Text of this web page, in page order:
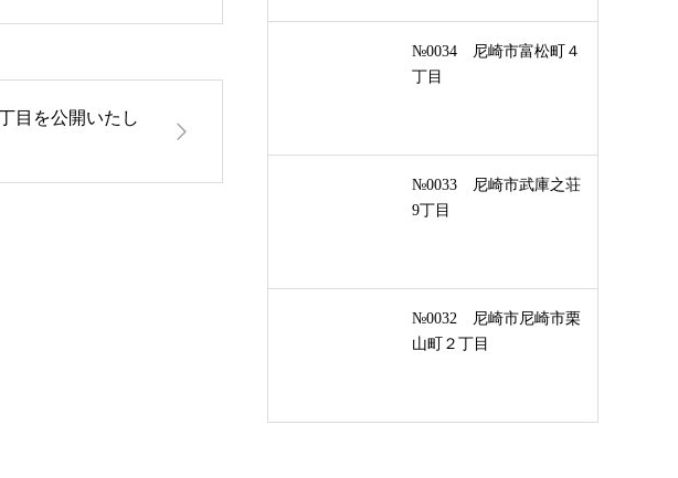
目を公開いたし
№0034 尼崎市富松町４
丁目
№0033 尼崎市武庫之荘
9丁目
№0032 尼崎市尼崎市栗
山町２丁目